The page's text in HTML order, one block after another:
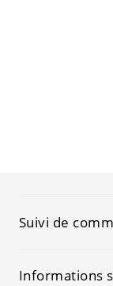
Suivi de
Informations